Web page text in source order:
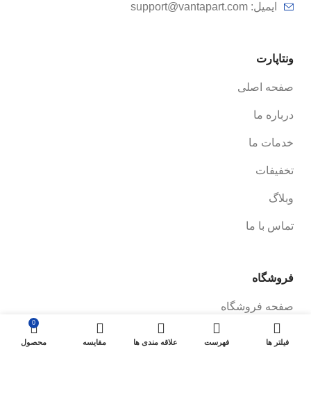
ایمیل: support@vantapart.com
ونتاپارت
صفحه اصلی
درباره ما
خدمات ما
تخفیفات
وبلاگ
تماس با ما
فروشگاه
صفحه فروشگاه
شرایط پرداخت و ارسال
فیلتر ها فهرست علاقه مندی ها مقایسه
0
محصول